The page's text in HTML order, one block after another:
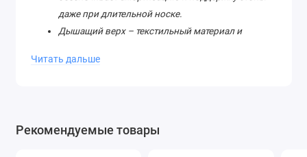
даже при длительной носке.
Дышащий верх – текстильный материал и
и комфортными в любую погоду.
Удобная посадка – классическая шнуровка и
Читать дальше
Рекомендуемые товары